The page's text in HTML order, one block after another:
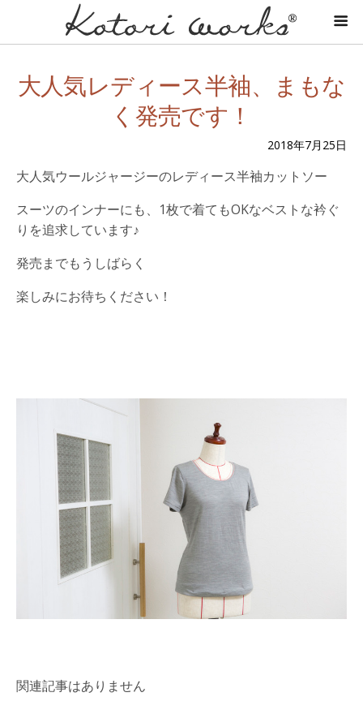
大人気レディース半袖、まもな
く発売です！
2018年7月25日
大人気ウールジャージーのレディース半袖カットソー
スーツのインナーにも、1枚で着てもOKなベストな衿ぐ
りを追求しています♪
発売までもうしばらく
楽しみにお待ちください！
関連記事はありません